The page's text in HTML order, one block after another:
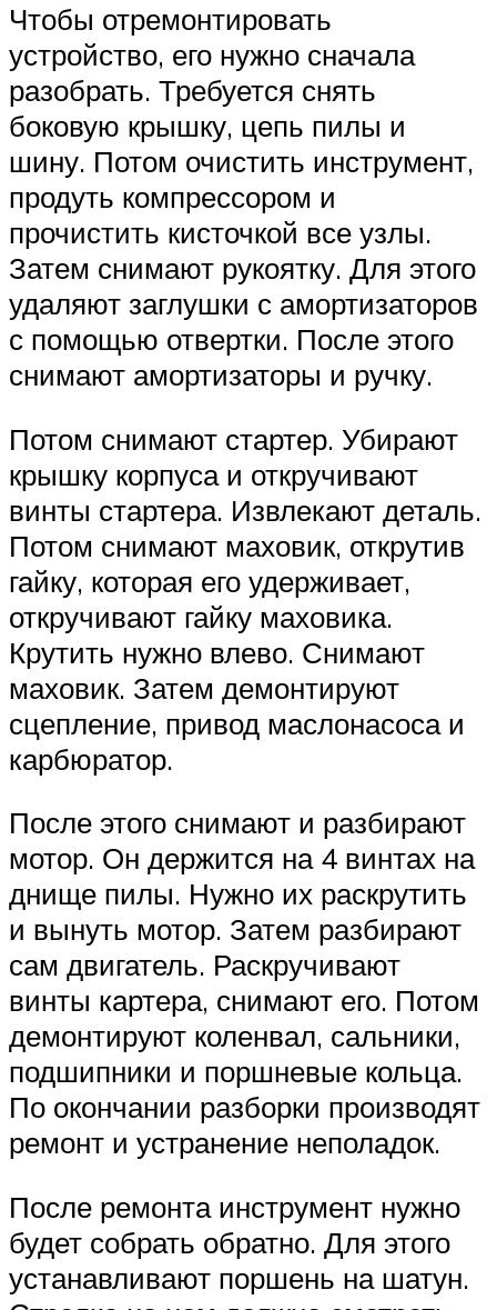
Чтобы отремонтировать
устройство, его нужно сначала
разобрать. Требуется снять
боковую крышку, цепь пилы и
шину. Потом очистить инструмент,
продуть компрессором и
прочистить кисточкой все узлы.
Затем снимают рукоятку. Для этого
удаляют заглушки с амортизаторов
с помощью отвертки. После этого
снимают амортизаторы и ручку.
Потом снимают стартер. Убирают
крышку корпуса и откручивают
винты стартера. Извлекают деталь.
Потом снимают маховик, открутив
гайку, которая его удерживает,
откручивают гайку маховика.
Крутить нужно влево. Снимают
маховик. Затем демонтируют
сцепление, привод маслонасоса и
карбюратор.
После этого снимают и разбирают
мотор. Он держится на 4 винтах на
днище пилы. Нужно их раскрутить
и вынуть мотор. Затем разбирают
сам двигатель. Раскручивают
винты картера, снимают его. Потом
демонтируют коленвал, сальники,
подшипники и поршневые кольца.
По окончании разборки производят
ремонт и устранение неполадок.
После ремонта инструмент нужно
будет собрать обратно. Для этого
устанавливают поршень на шатун.